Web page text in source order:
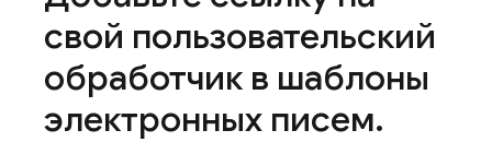
свой пользовательский
обработчик в шаблоны
электронных писем.